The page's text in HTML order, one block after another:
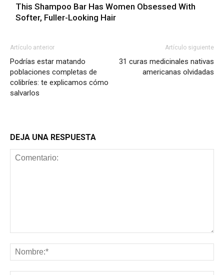
This Shampoo Bar Has Women Obsessed With
Softer, Fuller-Looking Hair
Artículo anterior
Podrías estar matando
poblaciones completas de
colibríes: te explicamos cómo
salvarlos
Artículo siguiente
31 curas medicinales nativas
americanas olvidadas
DEJA UNA RESPUESTA